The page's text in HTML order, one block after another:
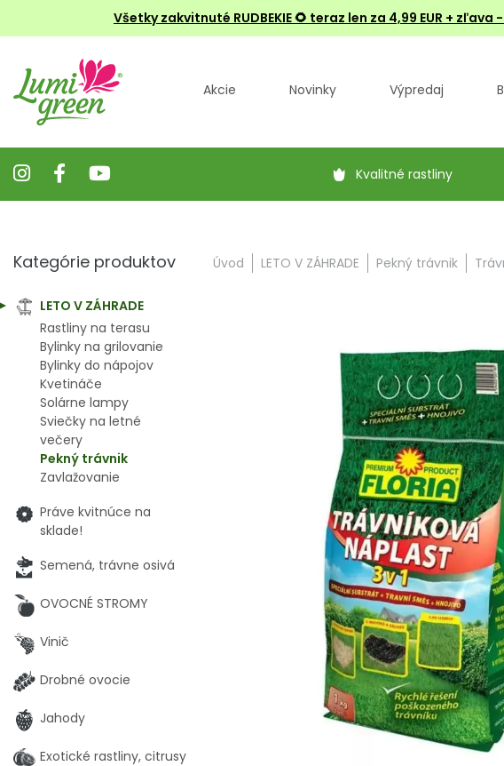
Všetky zakvitnuté RUDBEKIE🌻 teraz len za 4,99 EUR +
Akcie Novinky Výpredaj
Kvalitné rastliny
Úvod LETO V ZÁHRADE Pekný trávnik
Kategórie produktov
LETO V ZÁHRADE
Rastliny na terasu
Bylinky na grilovanie
Bylinky do nápojov
Kvetináče
Solárne lampy
Sviečky na letné
večery
Pekný trávnik
Zavlažovanie
Práve kvitnúce na
sklade!
Semená, trávne osivá
OVOCNÉ STROMY
Vinič
Drobné ovocie
Jahody
Exotické rastliny, citrusy